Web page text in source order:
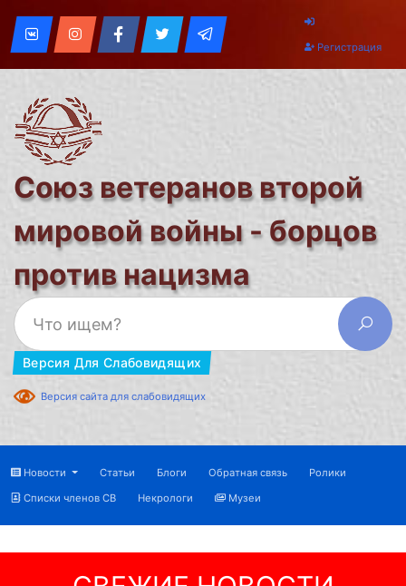
Регистрация
Союз ветеранов второй
мировой войны - борцов
против нацизма
Версия Для Слабовидящих
Версия сайта для слабовидящих
Новости Статьи Блоги Обратная связь
Ролики
Списки членов СВ
Некрологи Музеи